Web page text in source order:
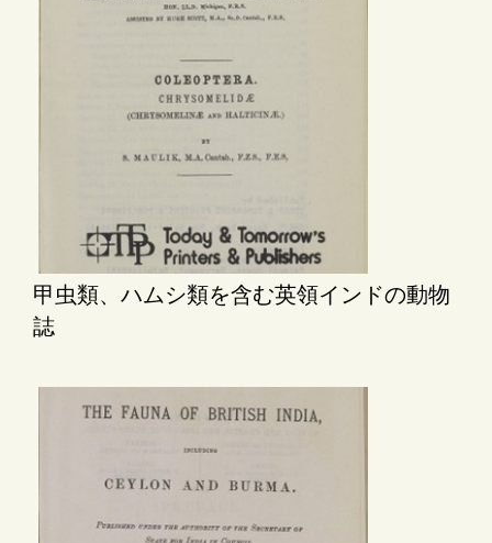
甲虫類、ハムシ類を含む英領インドの動物
誌